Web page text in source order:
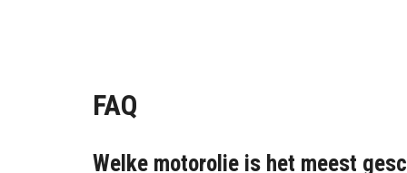
FAQ
Welke motorolie is het meest